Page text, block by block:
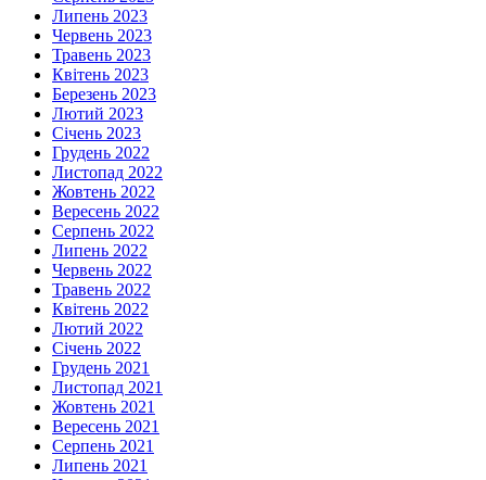
Липень 2023
Червень 2023
Травень 2023
Квітень 2023
Березень 2023
Лютий 2023
Січень 2023
Грудень 2022
Листопад 2022
Жовтень 2022
Вересень 2022
Серпень 2022
Липень 2022
Червень 2022
Травень 2022
Квітень 2022
Лютий 2022
Січень 2022
Грудень 2021
Листопад 2021
Жовтень 2021
Вересень 2021
Серпень 2021
Липень 2021